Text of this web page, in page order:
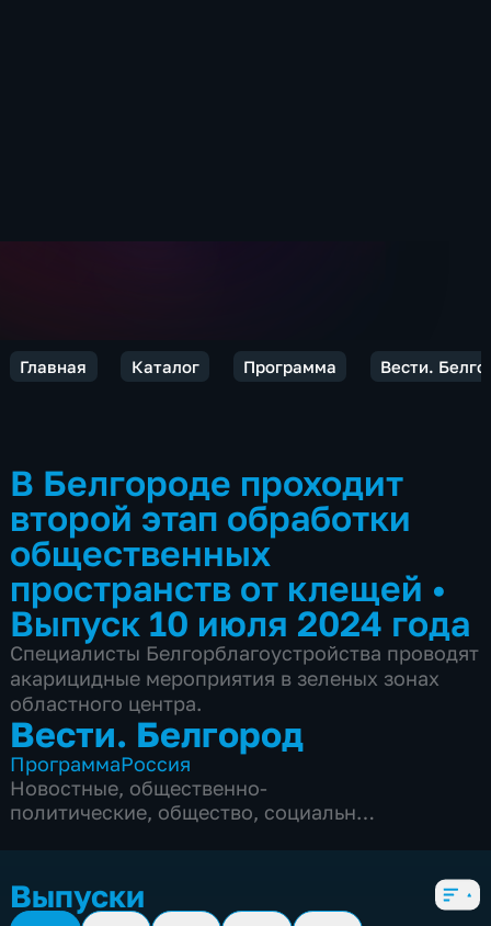
Главная Каталог Программа Вести.
В Белгороде проходит
второй этап обработки
общественных
пространств от клещей •
Выпуск 10 июля 2024 года
Специалисты Белгорблагоустройства проводят
акарицидные мероприятия в зеленых зонах
областного центра.
Вести. Белгород
ПрограммаРоссия
Новостные, общественно-
политические, общество, социально-
Выпуски